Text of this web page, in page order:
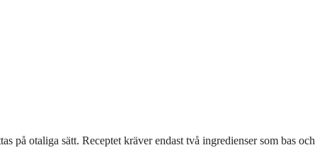
på otaliga sätt. Receptet kräver endast två ingredienser som bas och